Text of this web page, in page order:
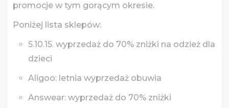
promocje w tym gorącym okresie.
Poniżej lista sklepów:
5.10.15. wyprzedaż do 70% zniżki na odzież dla
dzieci
Aligoo: letnia wyprzedaż obuwia
Answear: wyprzedaż do 70% zniżki